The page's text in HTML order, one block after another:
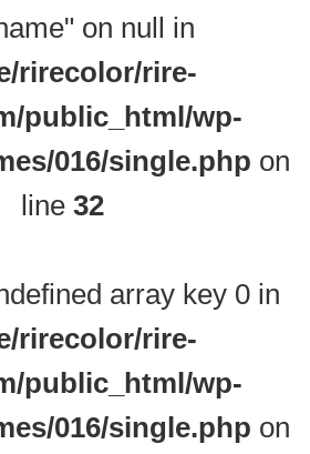
on null in
rirecolor/rire-
public_html/wp-
016/single.php on
line 32
array key 0 in
rirecolor/rire-
public_html/wp-
016/single.php on